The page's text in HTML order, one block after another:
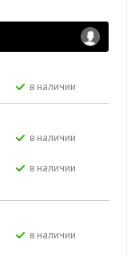
в наличии
в наличии
в наличии
в наличии